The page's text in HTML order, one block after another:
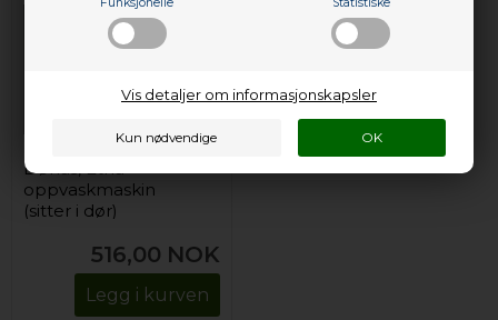
Vis detaljer om informasjonskapsler
Dørlås, Etna
oppvaskmaskin
(sitter i dør)
516,00 NOK
Legg i kurven